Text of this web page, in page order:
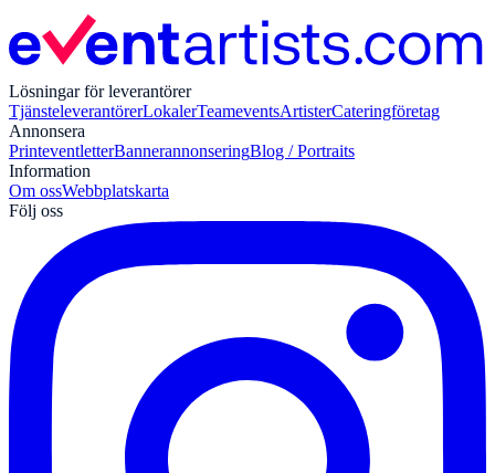
Lösningar för leverantörer
TjänsteleverantörerLokalerTeameventsArtisterCateringföretag
Annonsera
PrinteventletterBannerannonseringBlog / Portraits
Information
Om ossWebbplatskarta
Följ oss